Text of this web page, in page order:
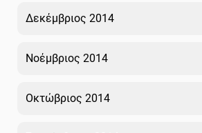
Δεκέμβριος 2014
Νοέμβριος 2014
Οκτώβριος 2014